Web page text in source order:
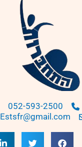
052-593-2500
Estsfr@gmail.com